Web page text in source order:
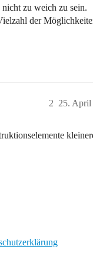
nicht zu weich zu sein.
der
25. April
2